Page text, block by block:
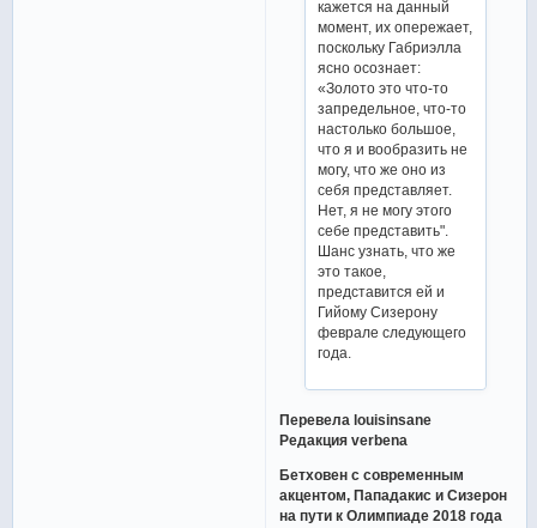
кажется на данный
момент, их опережает,
поскольку Габриэлла
ясно осознает:
«Золото это что-то
запредельное, что-то
настолько большое,
что я и вообразить не
могу, что же оно из
себя представляет.
Нет, я не могу этого
себе представить".
Шанс узнать, что же
это такое,
представится ей и
Гийому Сизерону
феврале следующего
года.
Перевела louisinsane
Редакция verbena
Бетховен с современным
акцентом, Пападакис и Сизерон
на пути к Олимпиаде 2018 года